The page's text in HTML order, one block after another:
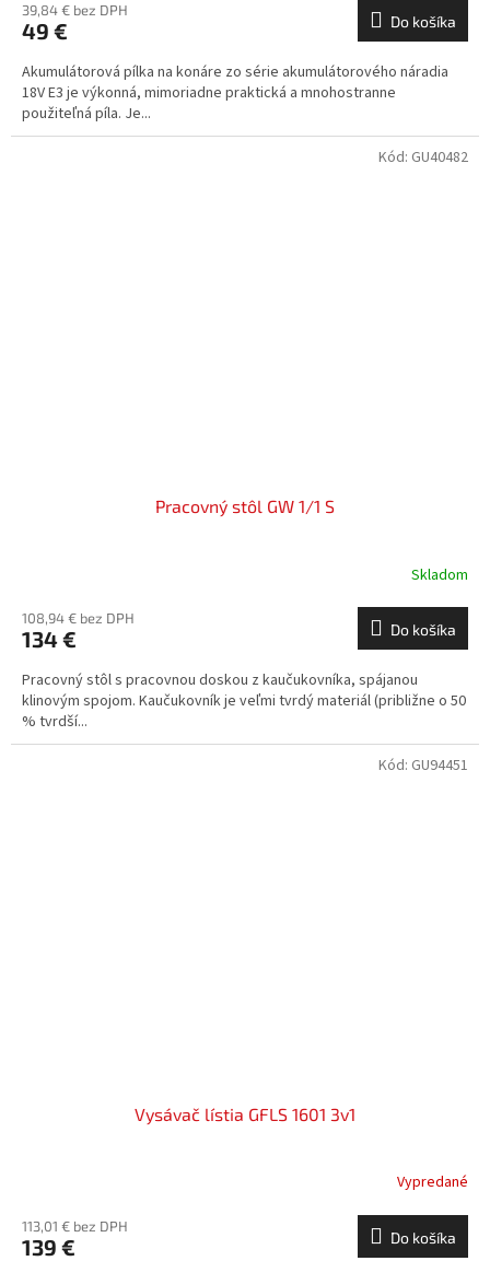
39,84 € bez DPH
49 € Do košíka
Akumulátorová pílka na konáre zo série akumulátorového náradia
18V E3 je výkonná, mimoriadne praktická a mnohostranne
použiteľná píla. Je...
Pracovný stôl GW 1/1 S
Skladom
108,94 € bez DPH
134 € Do košíka
Pracovný stôl s pracovnou doskou z kaučukovníka, spájanou
klinovým spojom. Kaučukovník je veľmi tvrdý materiál (približne o 50
% tvrdší...
Kód: GU40482
Vysávač lístia GFLS 1601 3v1
Vypredané
113,01 € bez DPH
139 € Do košíka
Kód: GU94451